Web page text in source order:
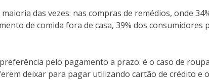
das vezes: nas compras de remédios, onde
de comida fora de casa, 39% dos consumidores
pelo pagamento a prazo: é o caso de
deixar para pagar utilizando cartão de crédito e